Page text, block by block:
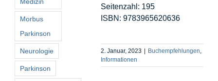
Seitenzahl: 195
ISBN: 9783965620636
2. Januar, 2023 Buchempfehlungen,
Informationen
Morbus
Parkinson
Neurologie
Parkinson